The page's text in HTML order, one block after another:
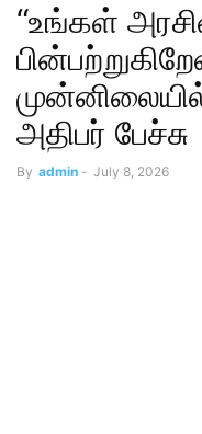
“உங்கள்
அதிபர் பேச்சு
By admin - July 8, 2026